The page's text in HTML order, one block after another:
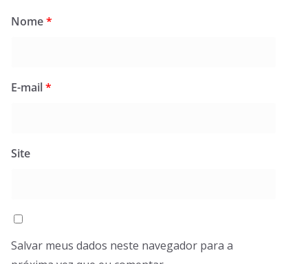
Nome*
E-mail*
Site
Salvar meus dados neste navegador para a